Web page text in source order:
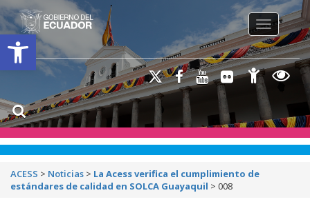
Open toolbar
Toggle
ACESS > Noticias > La Acess verifica el cumplimiento de
estándares de calidad en SOLCA Guayaquil > 008